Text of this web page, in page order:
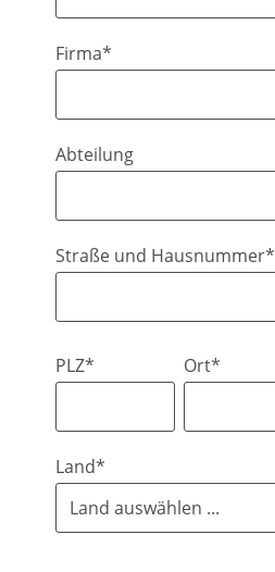
Firma*
Abteilung
Straße und Hausnummer*
PLZ* Ort*
Land*